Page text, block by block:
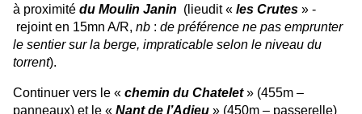
à proximité du Moulin Janin (lieudit « les Crutes » -
rejoint en 15mn A/R, nb : de préférence ne pas emprunter
le sentier sur la berge, impraticable selon le niveau du
torrent).
Continuer vers le « chemin du Chatelet» (455m –
panneaux) et le « Nant de l’Adieu » (450m – passerelle)